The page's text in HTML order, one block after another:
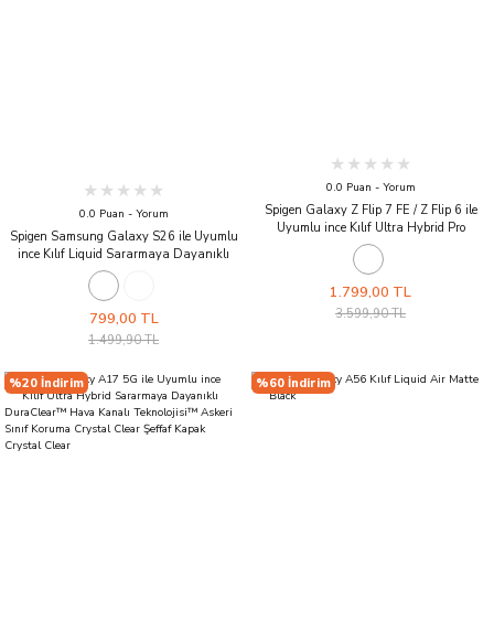
0.0 Puan - Yorum
Spigen Samsung Galaxy S26 ile Uyumlu
ince Kılıf Liquid Sararmaya Dayanıklı
DuraClear™ Hava Kanalı Teknolojisi™
Askeri Sınıf Koruma Clear Şeffaf Kapak
799,00 TL
1.499,90 TL
0.0 Puan - Yorum
Spigen Galaxy Z Flip 7 FE / Z Flip 6 ile
Uyumlu ince Kılıf Ultra Hybrid Pro
Sararmaya Dayanıklı DuraClear™ Hava
Kanalı Teknolojisi™ Askeri Sınıf Koruma
1.799,00 TL
3.599,90 TL
%20 İndirim %60 İndirim